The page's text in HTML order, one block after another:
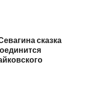
сказка